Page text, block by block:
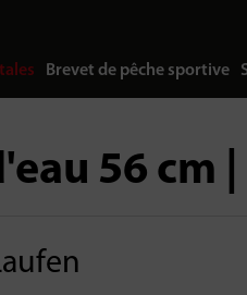
Brevet de pêche sportive
56 cm